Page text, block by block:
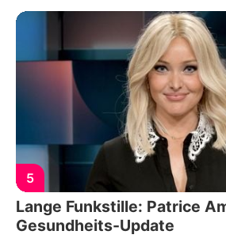
5
Lange Funkstille: Patrice
Gesundheits-Update